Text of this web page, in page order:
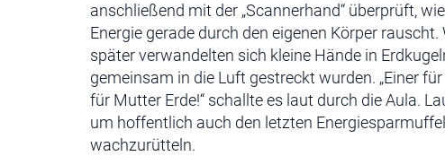
anschließend mit der „Scannerhand“ überprüft, wie
Energie gerade durch den eigenen Körper rauscht.
später verwandelten sich kleine Hände in
gemeinsam in die Luft gestreckt wurden. „Einer für
für Mutter Erde!“ schallte es laut durch die Aula.
um hoffentlich auch den letzten Energiesparmuffel
wachzurütteln.